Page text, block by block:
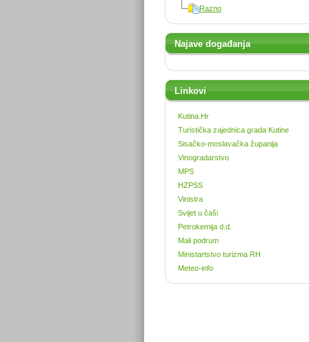
Razno
Najave događanja
Linkovi
Kutina.Hr
Turistička zajednica grada Kutine
Sisačko-moslavačka županija
Vinogradarstvo
MPS
HZPSS
Vinistra
Svijet u čaši
Petrokemija d.d.
Mali podrum
Ministartstvo turizma RH
Meteo-info